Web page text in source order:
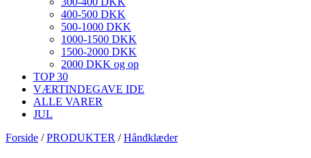
400-500 DKK
500-1000 DKK
1000-1500 DKK
1500-2000 DKK
2000 DKK og op
TOP 30
VÆRTINDEGAVE IDE
ALLE VARER
JUL
Forside /PRODUKTER /Håndklæder